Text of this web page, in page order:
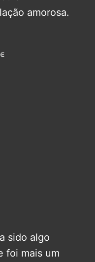
amorosa.
sido algo
foi mais um